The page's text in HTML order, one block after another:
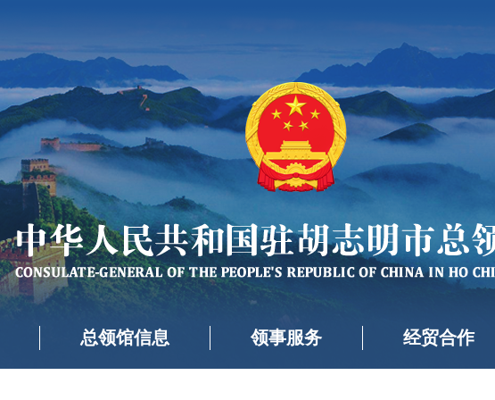
总领馆信息 领事服务 经贸合作